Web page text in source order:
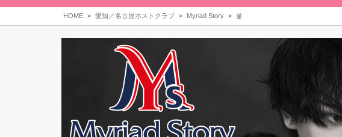
HOME 愛知／名古屋ホストクラブ Myriad Story 菫